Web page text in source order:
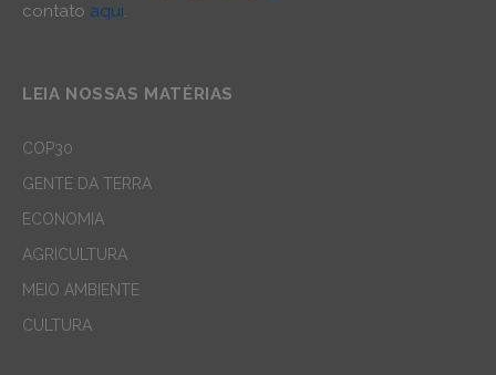
contato aqui.
LEIA NOSSAS MATÉRIAS
COP30
GENTE DA TERRA
ECONOMIA
AGRICULTURA
MEIO AMBIENTE
CULTURA